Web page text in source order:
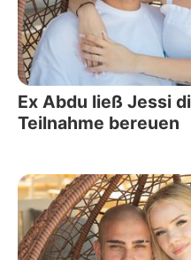
Ex Abdu ließ Jessi
Teilnahme bereuen